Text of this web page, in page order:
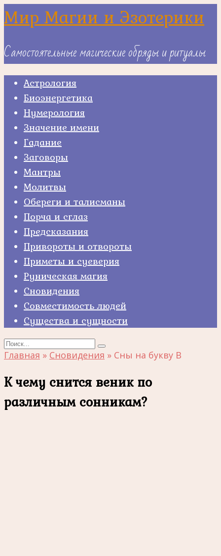
Skip
to
Мир Магии и Эзотерики
Самостоятельные магические обряды и ритуалы
Астрология
Биоэнергетика
Нумерология
Значение имени
Гадание
Заговоры
Мантры
Молитвы
Обереги и талисманы
Порча и сглаз
Предсказания
Привороты и отвороты
Приметы и суеверия
Руническая магия
Сновидения
Совместимость людей
Существа и сущности
Search
for:
Главная » Сновидения » Сны на букву В
К чему снится веник по
различным сонникам?